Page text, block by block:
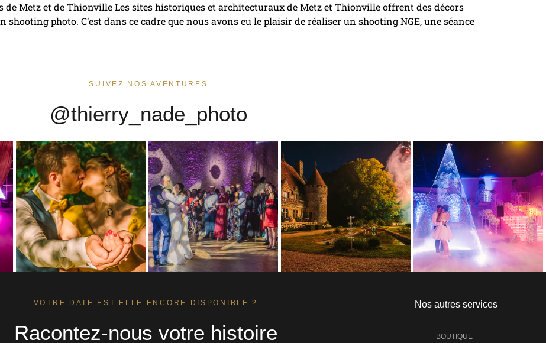
de Metz et de Thionville Les sites historiques et architecturaux de Metz et Thionville offrent des décors
photo. C’est dans ce cadre que nous avons eu le plaisir de réaliser un shooting NGE, une séance
SUIVEZ NOS AVENTURES
@thierry_nade_photo
VOTRE DATE EST-ELLE ENCORE DISPONIBLE ?
Racontez-nous votre histoire
Nos autres services
BOUTIQUE